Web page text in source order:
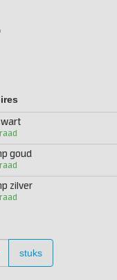
goud
zilver
stuks